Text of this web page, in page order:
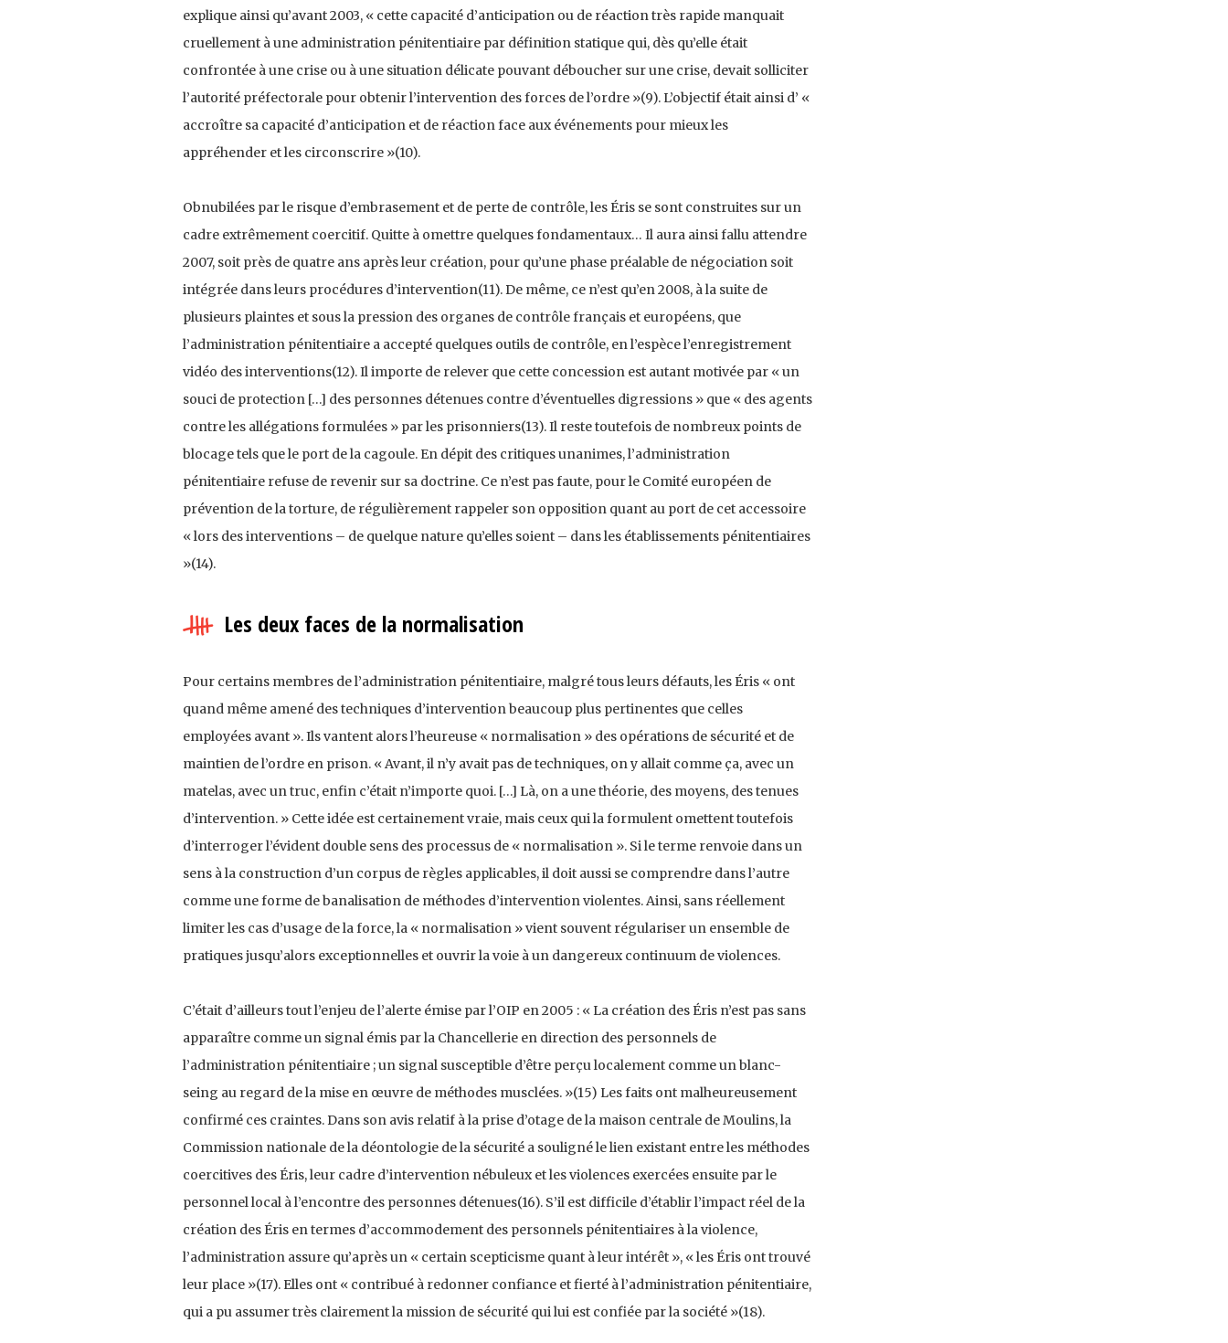
explique ainsi qu’avant 2003, « cette capacité d’anticipation ou de réaction très rapide manquait
cruellement à une administration pénitentiaire par défi­nition statique qui, dès qu’elle était
confrontée à une crise ou à une situation délicate pouvant déboucher sur une crise, devait solliciter
l’autorité préfectorale pour obtenir l’inter­vention des forces de l’ordre »(9). L’objectif était ainsi d’ «
accroître sa capacité d’anticipation et de réaction face aux événements pour mieux les
appréhender et les circonscrire »(10).
Obnubilées par le risque d’embrasement et de perte de contrôle, les Éris se sont construites sur un
cadre extrê­mement coercitif. Quitte à omettre quelques fondamen­taux… Il aura ainsi fallu attendre
2007, soit près de quatre ans après leur création, pour qu’une phase préalable de négociation soit
intégrée dans leurs procédures d’inter­vention(11). De même, ce n’est qu’en 2008, à la suite de
plusieurs plaintes et sous la pression des organes de contrôle français et européens, que
l’administration péni­tentiaire a accepté quelques outils de contrôle, en l’espèce l’enregistrement
vidéo des interventions(12). Il importe de relever que cette concession est autant motivée par « un
souci de protection […] des personnes détenues contre d’éventuelles digressions » que « des agents
contre les allégations formulées » par les prisonniers(13). Il reste tou­tefois de nombreux points de
blocage tels que le port de la cagoule. En dépit des critiques unanimes, l’administra­tion
pénitentiaire refuse de revenir sur sa doctrine. Ce n’est pas faute, pour le Comité européen de
prévention de la torture, de régulièrement rappeler son opposition quant au port de cet accessoire
« lors des interventions – de quelque nature qu’elles soient – dans les établissements pénitentiaires
»(14).
Les deux faces de la normalisation
Pour certains membres de l’administration pénitentiaire, malgré tous leurs défauts, les Éris « ont
quand même amené des techniques d’intervention beaucoup plus per­tinentes que celles
employées avant ». Ils vantent alors l’heureuse « normalisation » des opérations de sécurité et de
maintien de l’ordre en prison. « Avant, il n’y avait pas de techniques, on y allait comme ça, avec un
matelas, avec un truc, enfin c’était n’importe quoi. […] Là, on a une théo­rie, des moyens, des tenues
d’intervention. » Cette idée est certainement vraie, mais ceux qui la formulent omettent toutefois
d’interroger l’évident double sens des processus de « normalisation ». Si le terme renvoie dans un
sens à la construction d’un corpus de règles applicables, il doit aussi se comprendre dans l’autre
comme une forme de banalisation de méthodes d’intervention violentes. Ainsi, sans réellement
limiter les cas d’usage de la force, la « nor­malisation » vient souvent régulariser un ensemble de
pratiques jusqu’alors exceptionnelles et ouvrir la voie à un dangereux continuum de violences.
C’était d’ailleurs tout l’enjeu de l’alerte émise par l’OIP en 2005 : « La création des Éris n’est pas sans
apparaître comme un signal émis par la Chancellerie en direction des personnels de
l’administration pénitentiaire ; un signal susceptible d’être perçu localement comme un blanc-
seing au regard de la mise en œuvre de méthodes musclées. »(15) Les faits ont malheureusement
confirmé ces craintes. Dans son avis relatif à la prise d’otage de la maison cen­trale de Moulins, la
Commission nationale de la déonto­logie de la sécurité a souligné le lien existant entre les méthodes
coercitives des Éris, leur cadre d’intervention nébuleux et les violences exercées ensuite par le
person­nel local à l’encontre des personnes détenues(16). S’il est difficile d’établir l’impact réel de la
création des Éris en termes d’accommodement des personnels pénitentiaires à la violence,
l’administration assure qu’après un « certain scepticisme quant à leur intérêt », « les Éris ont trouvé
leur place »(17). Elles ont « contribué à redonner confiance et fierté à l’administration pénitentiaire,
qui a pu assumer très clairement la mission de sécurité qui lui est confiée par la société »(18).